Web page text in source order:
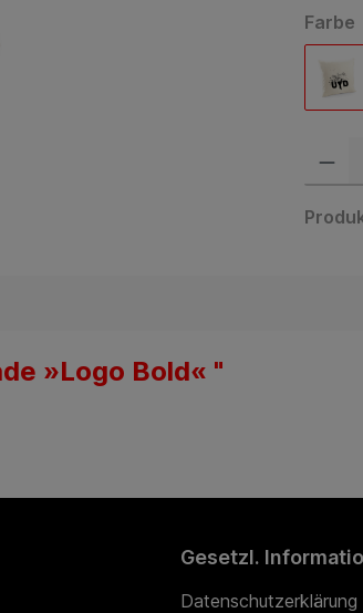
Farbe
»Logo Bold« "
Gesetzl.
Datenschutzerklärung